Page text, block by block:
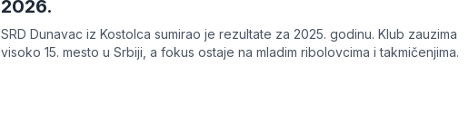
2026.
SRD Dunavac iz Kostolca sumirao je rezultate za 2025. godinu. Klub zauzima
visoko 15. mesto u Srbiji, a fokus ostaje na mladim ribolovcima i takmičenjima.